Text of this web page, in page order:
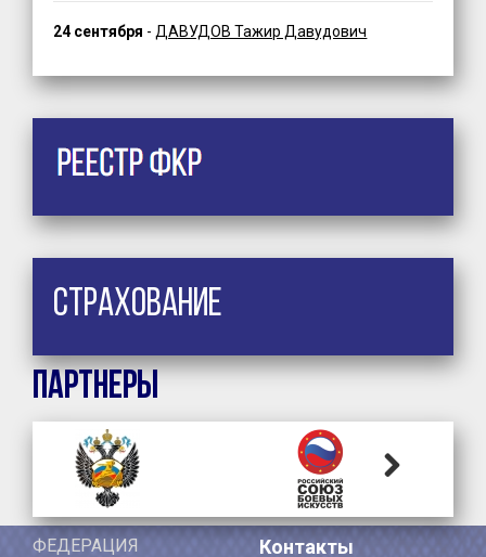
24 сентября -ДАВУДОВ Тажир Давудович
Страхование
Партнеры
ФЕДЕРАЦИЯ Контакты